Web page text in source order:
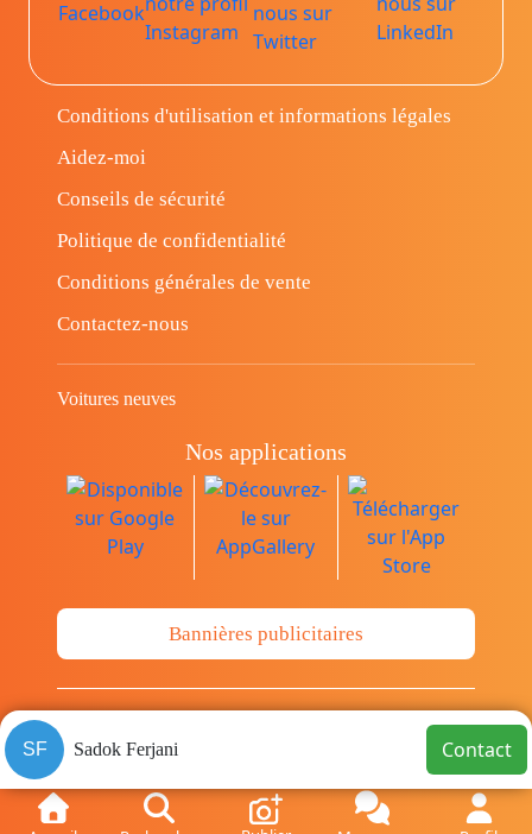
SF Sadok Ferjani Contact
Conditions d'utilisation et informations légales
Aidez-moi
Conseils de sécurité
Politique de confidentialité
Conditions générales de vente
Contactez-nous
Voitures neuves
Nos applications
Bannières publicitaires
© Copyright 2014-2026 Cava.tn Limited Tous
les droits sont réservés.